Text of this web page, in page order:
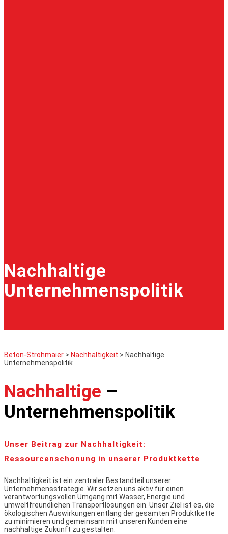
Nachhaltige
Unternehmenspolitik
Beton-Strohmaier > Nachhaltigkeit > Nachhaltige
Unternehmenspolitik
Nachhaltige –
Unternehmenspolitik
Unser Beitrag zur Nachhaltigkeit:
Ressourcenschonung in unserer Produktkette
Nachhaltigkeit ist ein zentraler Bestandteil unserer
Unternehmensstrategie. Wir setzen uns aktiv für einen
verantwortungsvollen Umgang mit Wasser, Energie und
umweltfreundlichen Transportlösungen ein. Unser Ziel ist es, die
ökologischen Auswirkungen entlang der gesamten Produktkette
zu minimieren und gemeinsam mit unseren Kunden eine
nachhaltige Zukunft zu gestalten.